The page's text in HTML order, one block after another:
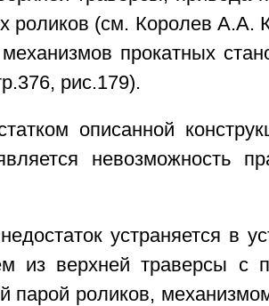
роликов (см. Королев А.А.
прокатных
рис.179).
описанной
невозможность
устраняется в
из верхней траверсы с
парой роликов,